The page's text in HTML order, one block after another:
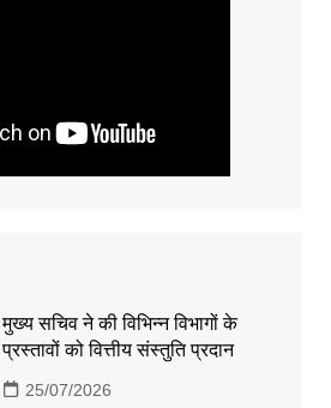
मुख्य सचिव ने की विभिन्न विभागों के
प्रस्तावों को वित्तीय संस्तुति प्रदान
25/07/2026